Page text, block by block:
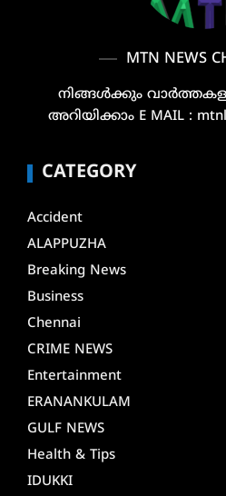
MTN NEWS
നിങ്ങൾക്കും
അറിയിക്കാം E MAIL :
CATEGORY
Accident
ALAPPUZHA
Breaking News
Business
Chennai
CRIME NEWS
Entertainment
ERANANKULAM
GULF NEWS
Health & Tips
IDUKKI